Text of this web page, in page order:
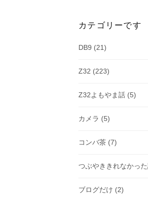
カテゴリーです
DB9 (21)
Z32 (223)
Z32よもやま話 (5)
カメラ (5)
コンバ茶 (7)
つぶやききれなかっ
ブログだけ (2)